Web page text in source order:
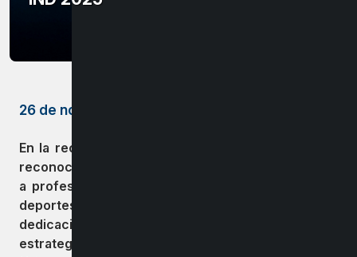
26 de noviembre de 2025
En la reciente Gala Deportiva IND Ñuble 2025, se
reconoció a los mejores deportistas de cada taller,
a profesores destacados y a tres encargados de
deportes de la región, valorando su gestión,
dedicación y constante búsqueda de nuevas
estrategias y recursos para fortalecer la actividad